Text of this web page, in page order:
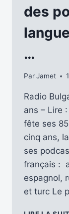
des
…
ParJamet
Radio
ans – Lire
fête ses
cinq ans,
ses
français :
espagnol,
et turc Le